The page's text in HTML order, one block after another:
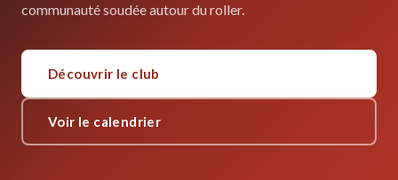
communauté soudée autour du roller.
Découvrir le club
Voir le calendrier